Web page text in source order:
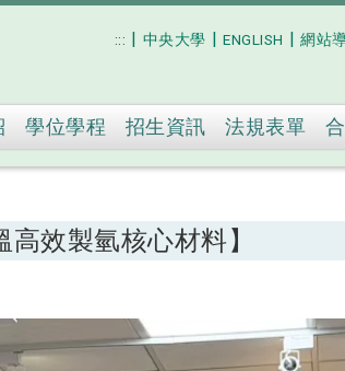
::: | 中央大學 | ENGLISH | 網站
跳到主要內容
學位學程 招生資訊 法規表單
效製氫核心材料】